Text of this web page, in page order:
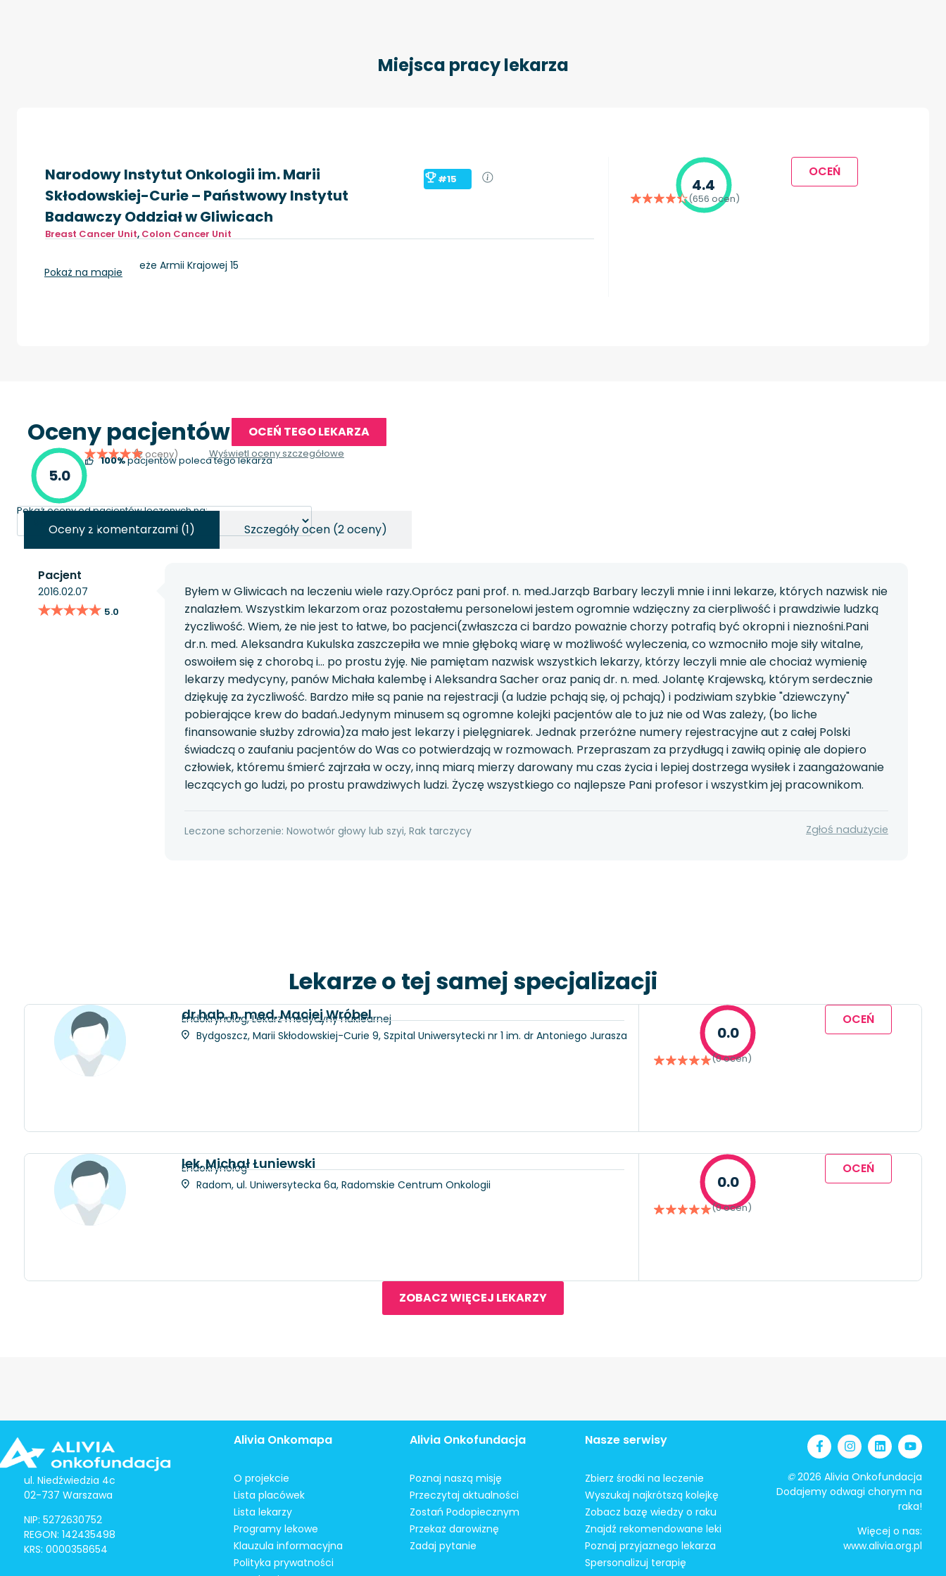
Miejsca pracy lekarza
Narodowy Instytut Onkologii im. Marii
Skłodowskiej-Curie – Państwowy Instytut
Badawczy Oddział w Gliwicach
#15
Breast Cancer Unit, Colon Cancer Unit
Gliwice, ul. Wybrzeże Armii Krajowej 15
Pokaż na mapie
4.4
(656 ocen)
OCEŃ
Oceny pacjentów OCEŃ TEGO LEKARZA
5.0
(2 oceny)
100%pacjentów poleca tego lekarza
Wyświetl oceny szczegółowe
Pokaż oceny od pacjentów leczonych na:
Oceny z komentarzami (1) Szczegóły ocen (2 oceny)
Pacjent
2016.02.07
★★★★★
★★★★★ 5.0
Byłem w Gliwicach na leczeniu wiele razy.Oprócz pani prof. n. med.Jarząb Barbary leczyli mnie i inni lekarze, których nazwisk nie
znalazłem. Wszystkim lekarzom oraz pozostałemu personelowi jestem ogromnie wdzięczny za cierpliwość i prawdziwie ludzką
życzliwość. Wiem, że nie jest to łatwe, bo pacjenci(zwłaszcza ci bardzo poważnie chorzy potrafią być okropni i nieznośni.Pani
dr.n. med. Aleksandra Kukulska zaszczepiła we mnie głęboką wiarę w możliwość wyleczenia, co wzmocniło moje siły witalne,
oswoiłem się z chorobą i... po prostu żyję. Nie pamiętam nazwisk wszystkich lekarzy, którzy leczyli mnie ale chociaż wymienię
lekarzy medycyny, panów Michała kalembę i Aleksandra Sacher oraz panią dr. n. med. Jolantę Krajewską, którym serdecznie
dziękuję za życzliwość. Bardzo miłe są panie na rejestracji (a ludzie pchają się, oj pchają) i podziwiam szybkie "dziewczyny"
pobierające krew do badań.Jedynym minusem są ogromne kolejki pacjentów ale to już nie od Was zależy, (bo liche
finansowanie służby zdrowia)za mało jest lekarzy i pielęgniarek. Jednak przeróżne numery rejestracyjne aut z całej Polski
świadczą o zaufaniu pacjentów do Was co potwierdzają w rozmowach. Przepraszam za przydługą i zawiłą opinię ale dopiero
człowiek, któremu śmierć zajrzała w oczy, inną miarą mierzy darowany mu czas życia i lepiej dostrzega wysiłek i zaangażowanie
leczących go ludzi, po prostu prawdziwych ludzi. Życzę wszystkiego co najlepsze Pani profesor i wszystkim jej pracownikom.
Leczone schorzenie: Nowotwór głowy lub szyi, Rak tarczycy Zgłoś nadużycie
Lekarze o tej samej specjalizacji
dr hab. n. med. Maciej Wróbel
Endokrynolog, Lekarz medycyny nuklearnej
Bydgoszcz, Marii Skłodowskiej-Curie 9, Szpital Uniwersytecki nr 1 im. dr Antoniego Jurasza
0.0
(0 ocen)
OCEŃ
lek. Michał Łuniewski
Endokrynolog
Radom, ul. Uniwersytecka 6a, Radomskie Centrum Onkologii
0.0
(0 ocen)
OCEŃ
ZOBACZ WIĘCEJ LEKARZY
ul. Niedźwiedzia 4c
02-737 Warszawa
NIP: 5272630752
REGON: 142435498
KRS: 0000358654
Alivia Onkomapa
O projekcie
Lista placówek
Lista lekarzy
Programy lekowe
Klauzula informacyjna
Polityka prywatności
Alivia Onkofundacja
Poznaj naszą misję
Przeczytaj aktualności
Zostań Podopiecznym
Przekaż darowiznę
Zadaj pytanie
Nasze serwisy
Zbierz środki na leczenie
Wyszukaj najkrótszą kolejkę
Zobacz bazę wiedzy o raku
Znajdź rekomendowane leki
Poznaj przyjaznego lekarza
Spersonalizuj terapię
©2026 Alivia Onkofundacja
Dodajemy odwagi chorym na
raka!
Więcej o nas:
www.alivia.org.pl